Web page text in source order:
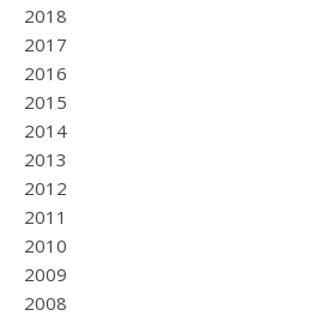
2018
2017
2016
2015
2014
2013
2012
2011
2010
2009
2008